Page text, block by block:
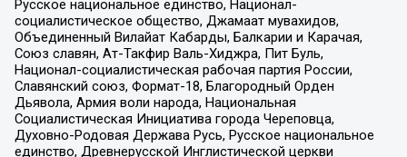
Русское национальное единство, Национал-
социалистическое общество, Джамаат мувахидов,
Объединенный Вилайат Кабарды, Балкарии и Карачая,
Союз славян, Ат-Такфир Валь-Хиджра, Пит Буль,
Национал-социалистическая рабочая партия России,
Славянский союз, Формат-18, Благородный Орден
Дьявола, Армия воли народа, Национальная
Социалистическая Инициатива города Череповца,
Духовно-Родовая Держава Русь, Русское национальное
единство, Древнерусской Инглистической церкви